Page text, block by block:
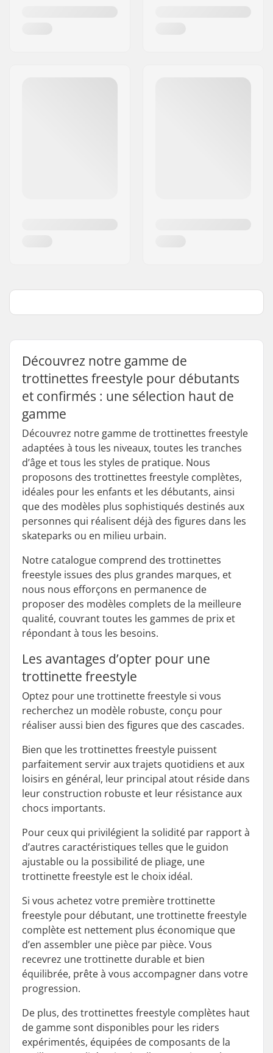
Découvrez notre gamme de
trottinettes freestyle pour débutants
et confirmés : une sélection haut de
gamme
Découvrez notre gamme de trottinettes freestyle
adaptées à tous les niveaux, toutes les tranches
d’âge et tous les styles de pratique. Nous
proposons des trottinettes freestyle complètes,
idéales pour les enfants et les débutants, ainsi
que des modèles plus sophistiqués destinés aux
personnes qui réalisent déjà des figures dans les
skateparks ou en milieu urbain.
Notre catalogue comprend des trottinettes
freestyle issues des plus grandes marques, et
nous nous efforçons en permanence de
proposer des modèles complets de la meilleure
qualité, couvrant toutes les gammes de prix et
répondant à tous les besoins.
Les avantages d’opter pour une
trottinette freestyle
Optez pour une trottinette freestyle si vous
recherchez un modèle robuste, conçu pour
réaliser aussi bien des figures que des cascades.
Bien que les trottinettes freestyle puissent
parfaitement servir aux trajets quotidiens et aux
loisirs en général, leur principal atout réside dans
leur construction robuste et leur résistance aux
chocs importants.
Pour ceux qui privilégient la solidité par rapport à
d’autres caractéristiques telles que le guidon
ajustable ou la possibilité de pliage, une
trottinette freestyle est le choix idéal.
Si vous achetez votre première trottinette
freestyle pour débutant, une trottinette freestyle
complète est nettement plus économique que
d’en assembler une pièce par pièce. Vous
recevrez une trottinette durable et bien
équilibrée, prête à vous accompagner dans votre
progression.
De plus, des trottinettes freestyle complètes haut
de gamme sont disponibles pour les riders
expérimentés, équipées de composants de la